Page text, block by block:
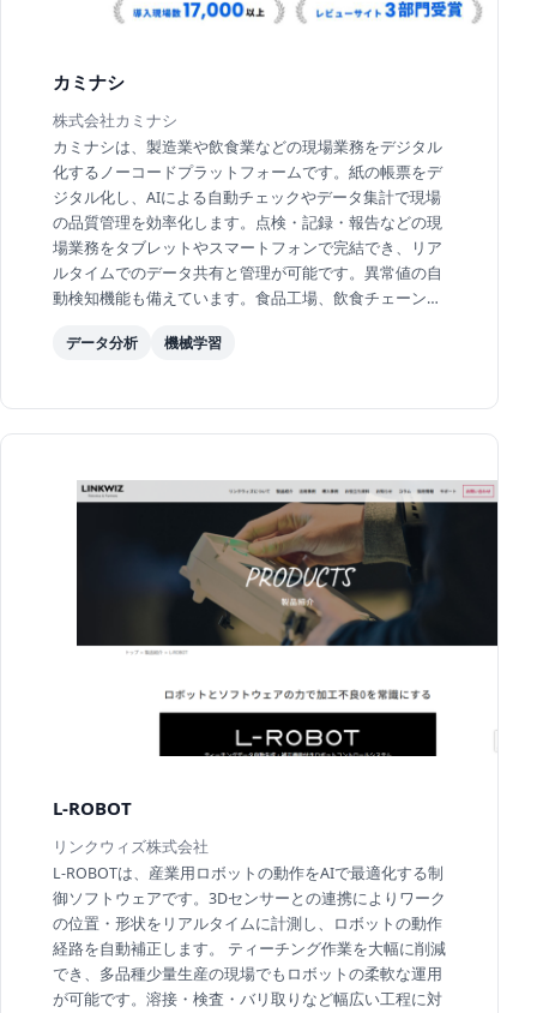
カミナシ
株式会社カミナシ
カミナシは、製造業や飲食業などの現場業務をデジタル
化するノーコードプラットフォームです。紙の帳票をデ
ジタル化し、AIによる自動チェックやデータ集計で現場
の品質管理を効率化します。点検・記録・報告などの現
場業務をタブレットやスマートフォンで完結でき、リア
ルタイムでのデータ共有と管理が可能です。異常値の自
動検知機能も備えています。食品工場、飲食チェーン、
データ分析
機械学習
L-ROBOT
リンクウィズ株式会社
L-ROBOTは、産業用ロボットの動作をAIで最適化する制
御ソフトウェアです。3Dセンサーとの連携によりワーク
の位置・形状をリアルタイムに計測し、ロボットの動作
経路を自動補正します。 ティーチング作業を大幅に削減
でき、多品種少量生産の現場でもロボットの柔軟な運用
が可能です。溶接・検査・バリ取りなど幅広い工程に対